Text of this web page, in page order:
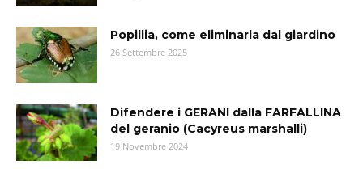
Popillia, come eliminarla dal giardino
26 Settembre 2025
Difendere i GERANI dalla FARFALLINA
del geranio (Cacyreus marshalli)
19 Novembre 2024